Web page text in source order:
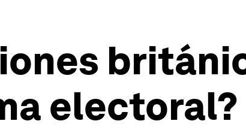
electoral?